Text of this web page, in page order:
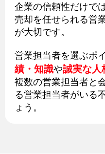
企業の信頼性だけで
売却を任せられる営
が大切です。
営業担当者を選ぶポ
績・知識や誠実な人
複数の営業担当者と
る営業担当者がいる
ょう。